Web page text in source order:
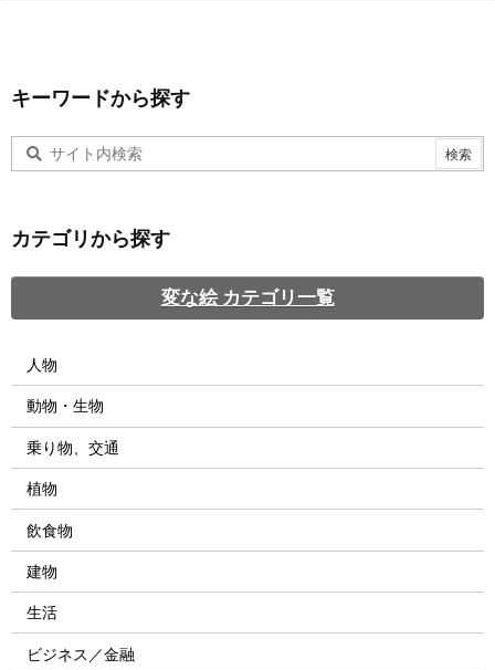
キーワードから探す
カテゴリから探す
変な絵 カテゴリ一覧
人物
動物・生物
乗り物、交通
植物
飲食物
建物
生活
ビジネス／金融